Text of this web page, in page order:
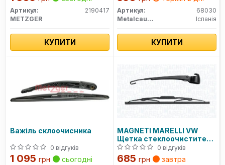
Артикул:
2190417
METZGER
КУПИТИ
Артикул:
68030
Metalcaucho
Іспанія
КУПИТИ
Важіль склоочисника
0 відгуків
1 095 грн сьогодні
MAGNETI MARELLI VW
Щетка стеклоочистителя
с рычагом задняя 355мм
GOLF IV (HB) 97-
0 відгуків
685 грн завтра